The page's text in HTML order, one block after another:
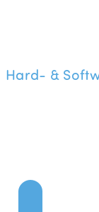
Hard- &